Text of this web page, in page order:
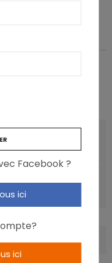
MAIGRIR RÉGIME
Partner & Senior Nutrition
des vies
intestinaux
Facebook ?
ici
ici